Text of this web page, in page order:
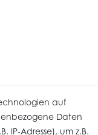
auf
Daten
IP-Adresse), um z.B.